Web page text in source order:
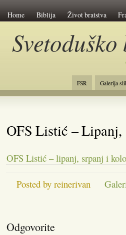
Home Biblija Život bratstva
FSR Galerija
OFS Listić – Lipanj,
OFS Listić – lipanj, srpanj i
Posted by reinerivan
Odgovorite